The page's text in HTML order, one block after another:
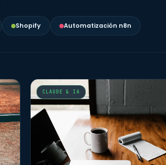
Shopify Automatización n8n
CLAUDE & IA